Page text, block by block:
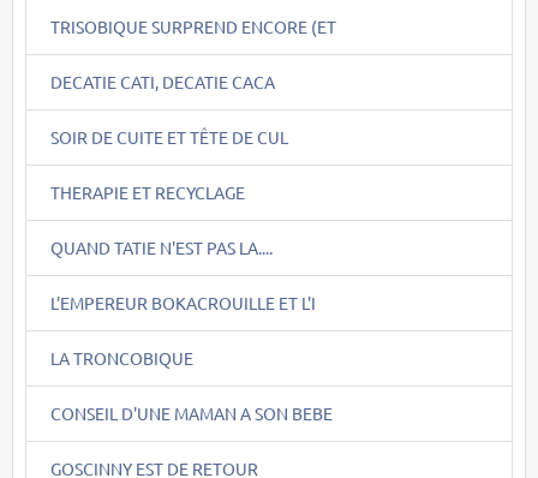
TRISOBIQUE SURPREND ENCORE (ET
DECATIE CATI, DECATIE CACA
SOIR DE CUITE ET TÊTE DE CUL
THERAPIE ET RECYCLAGE
QUAND TATIE N'EST PAS LA....
L'EMPEREUR BOKACROUILLE ET L'I
LA TRONCOBIQUE
CONSEIL D'UNE MAMAN A SON BEBE
GOSCINNY EST DE RETOUR